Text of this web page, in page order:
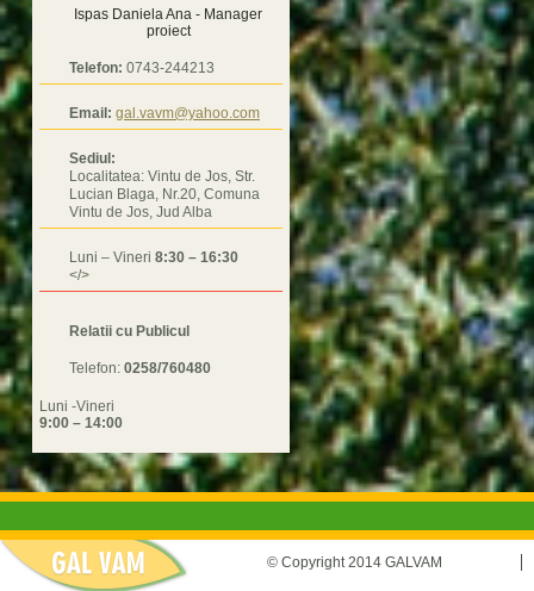
Ispas Daniela Ana - Manager
proiect
Telefon: 0743-244213
Email: gal.vavm@yahoo.com
Sediul:
Localitatea: Vintu de Jos, Str.
Lucian Blaga, Nr.20, Comuna
Vintu de Jos, Jud Alba
Luni – Vineri 8:30 – 16:30
</>
Relatii cu Publicul
Telefon: 0258/760480
Luni -Vineri
9:00 – 14:00
© Copyright 2014 GALVAM